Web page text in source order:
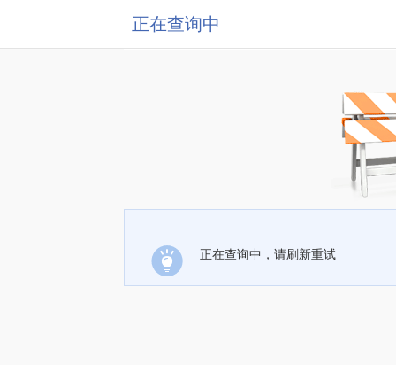
正在查询中
正在查询中，请刷新重试